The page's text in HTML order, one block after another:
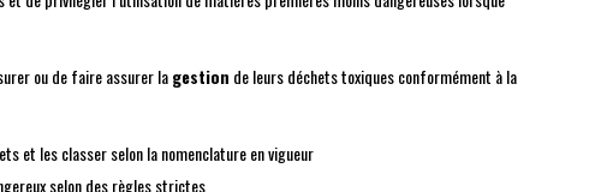
ou de faire assurer lagestion de leurs déchets toxiques conformément à la
et les classer selon la nomenclature en vigueur
selon des règles strictes